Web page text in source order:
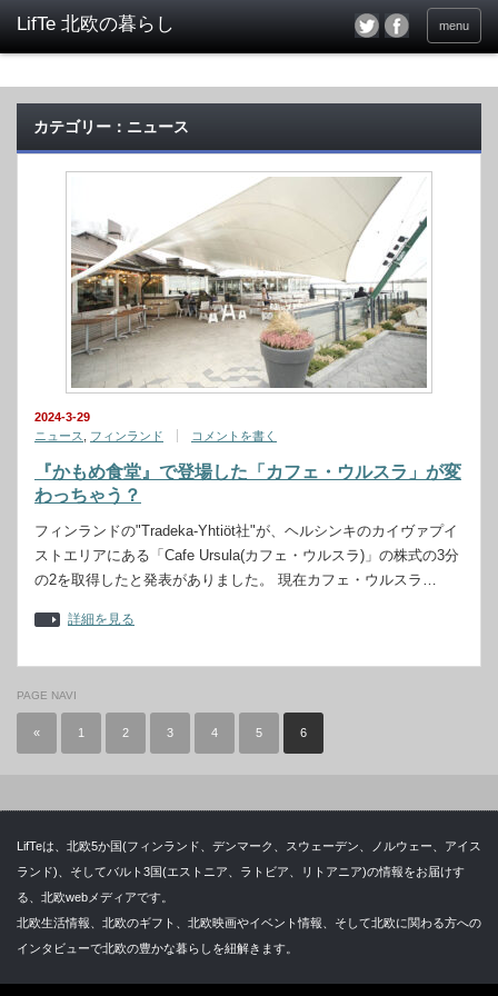
menu
カテゴリー：ニュース
2024-3-29
ニュース
フィンランド コメントを書く
『かもめ食堂』で登場した「カフェ・ウルスラ」が変
わっちゃう？
フィンランドの"Tradeka-Yhtiöt社"が、ヘルシンキのカイヴァプイ
ストエリアにある「Cafe Ursula(カフェ・ウルスラ)」の株式の3分
の2を取得したと発表がありました。 現在カフェ・ウルスラ…
詳細を見る
PAGE NAVI
« 1 2 3 4 5 6
LifTeは、北欧5か国(フィンランド、デンマーク、スウェーデン、ノルウェー、アイス
ランド)、そしてバルト3国(エストニア、ラトビア、リトアニア)の情報をお届けす
る、北欧webメディアです。
北欧生活情報、北欧のギフト、北欧映画やイベント情報、そして北欧に関わる方への
インタビューで北欧の豊かな暮らしを紐解きます。